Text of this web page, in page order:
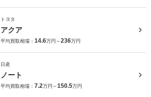
トヨタ
アクア
平均買取相場： 14.6万円～236万円
日産
ノート
平均買取相場： 7.2万円～150.5万円